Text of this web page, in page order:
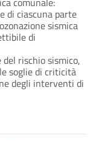
di ciascuna parte
sismica
di
rischio sismico,
soglie di criticità
degli interventi di